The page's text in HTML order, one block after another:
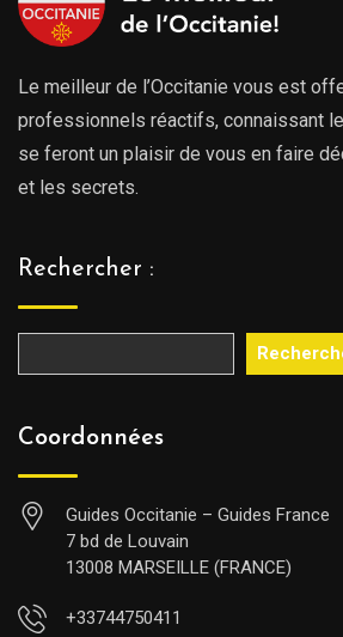
Le meilleur de l’Occitanie vous est
professionnels réactifs, connaissant
se feront un plaisir de vous en faire
et les secrets.
Rechercher :
Coordonnées
Guides Occitanie – Guides France
7 bd de Louvain
13008 MARSEILLE (FRANCE)
+33744750411